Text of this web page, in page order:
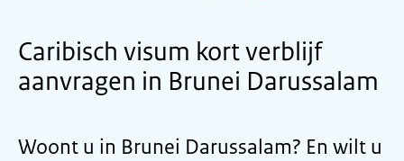
Caribisch visum kort verblijf
aanvragen in Brunei Darussalam
Woont u in Brunei Darussalam? En wilt u